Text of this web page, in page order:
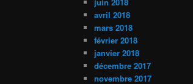
avril 2018
mars 2018
février 2018
janvier 2018
décembre 2017
novembre 2017